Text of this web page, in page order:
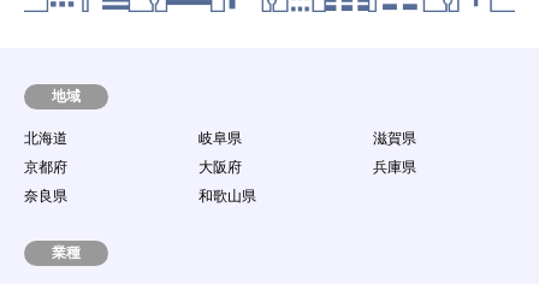
します。
（パソコン等の端末機器、ソフトウェア及び通信回
ないとともに、接続環境整備のための助言、サポー
ト行為を行う責任を持たないものとします。
第9条 譲渡禁止
させたり、売買、名義変更、質権の設定その他の担
保に供する等の行為はできないものとします。
地域
北海道 岐阜県
滋賀県
京都府
大阪府
兵庫県
奈良県
和歌山県
業種